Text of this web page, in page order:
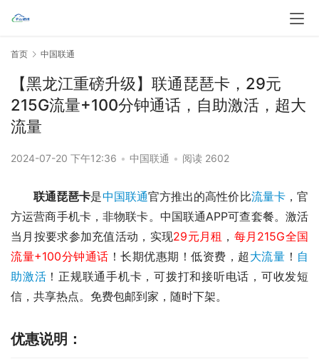
首页 中国联通
【黑龙江重磅升级】联通琵琶卡，29元
215G流量+100分钟通话，自助激活，超大
流量
2024-07-20 下午12:36 • 中国联通 • 阅读 2602
联通琵琶卡是中国联通官方推出的高性价比流量卡，官
方运营商手机卡，非物联卡。中国联通APP可查套餐。激活
当月按要求参加充值活动，实现29元月租 ， 每月215G全国
流量+100分钟通话 ！长期优惠期！低资费，超 大流量 ！ 自
助激活 ！正规联通手机卡，可拨打和接听电话，可收发短
信，共享热点。免费包邮到家，随时下架。
优惠说明：